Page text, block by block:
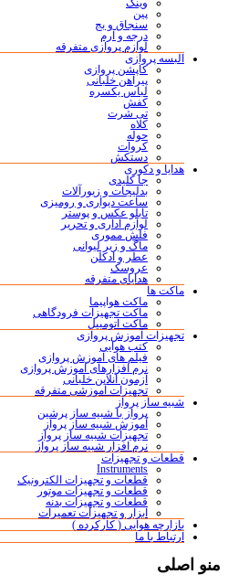
وینگ
پین
سنجاق و بج
درجه و آرم
لوازم پروازی متفرقه
البسه پروازی
کاپشن پروازی
پیراهن خلبانی
لباس یکسره
کفش
تی شرت
کلاه
حوله
کروات
دستکش
هدایا و دکوری
جا کلیدی
بدلیجات و زیورآلات
ساعت دیواری و رومیزی
تابلو عکس و پوستر
لوازم اداری و تحریر
فلش مموری
ماگ و زیر لیوانی
عطر و ادکلن
عروسک
هدایای متفرقه
ماکت ها
ماکت هواپیما
ماکت تجهیزات فرودگاهی
ماکت اتومبیل
تجهیزات آموزش پروازی
کتب هوایی
فیلم های آموزش پروازی
نرم افزارهای آموزش پروازی
آزمون آنلاین خلبانی
تجهیزات آموزشی متفرقه
شبیه ساز پرواز
پرواز با شبیه ساز پرشین
آموزش شبیه ساز پرواز
تجهیزات شبیه ساز پرواز
نرم افزار شبیه ساز پرواز
قطعات و تجهیزات
Instruments
قطعات و تجهیزات الکترونیک
قطعات و تجهیزات موتور
قطعات و تجهیزات بدنه
ابزار و تجهیزات تعمیرات
بازارچه هوایی ( کارکرده )
ارتباط با ما
منو اصلی